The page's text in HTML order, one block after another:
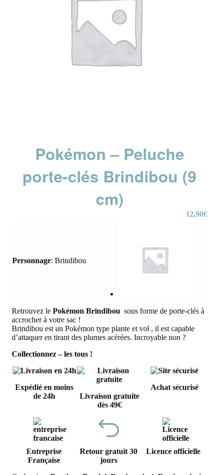
Pokémon – Peluche
porte-clés Brindibou (9
cm)
12,90€
Retrouvez le Pokémon Brindibou sous forme de porte-clés à
accrocher à votre sac !
Brindibou est un Pokémon type plante et vol , il est capable
d’attaquer en tirant des plumes acérées. Incroyable non ?
Collectionnez – les tous !
Personnage: Brindibou
Expédié en moins
de 24h
Livraison gratuite
dès 49€
Achat sécurisé
Entreprise
Française
Retour gratuit 30
jours
Licence officielle